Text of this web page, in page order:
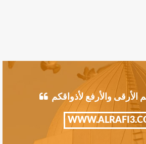
الأرقى والأرفع لأذواقكم